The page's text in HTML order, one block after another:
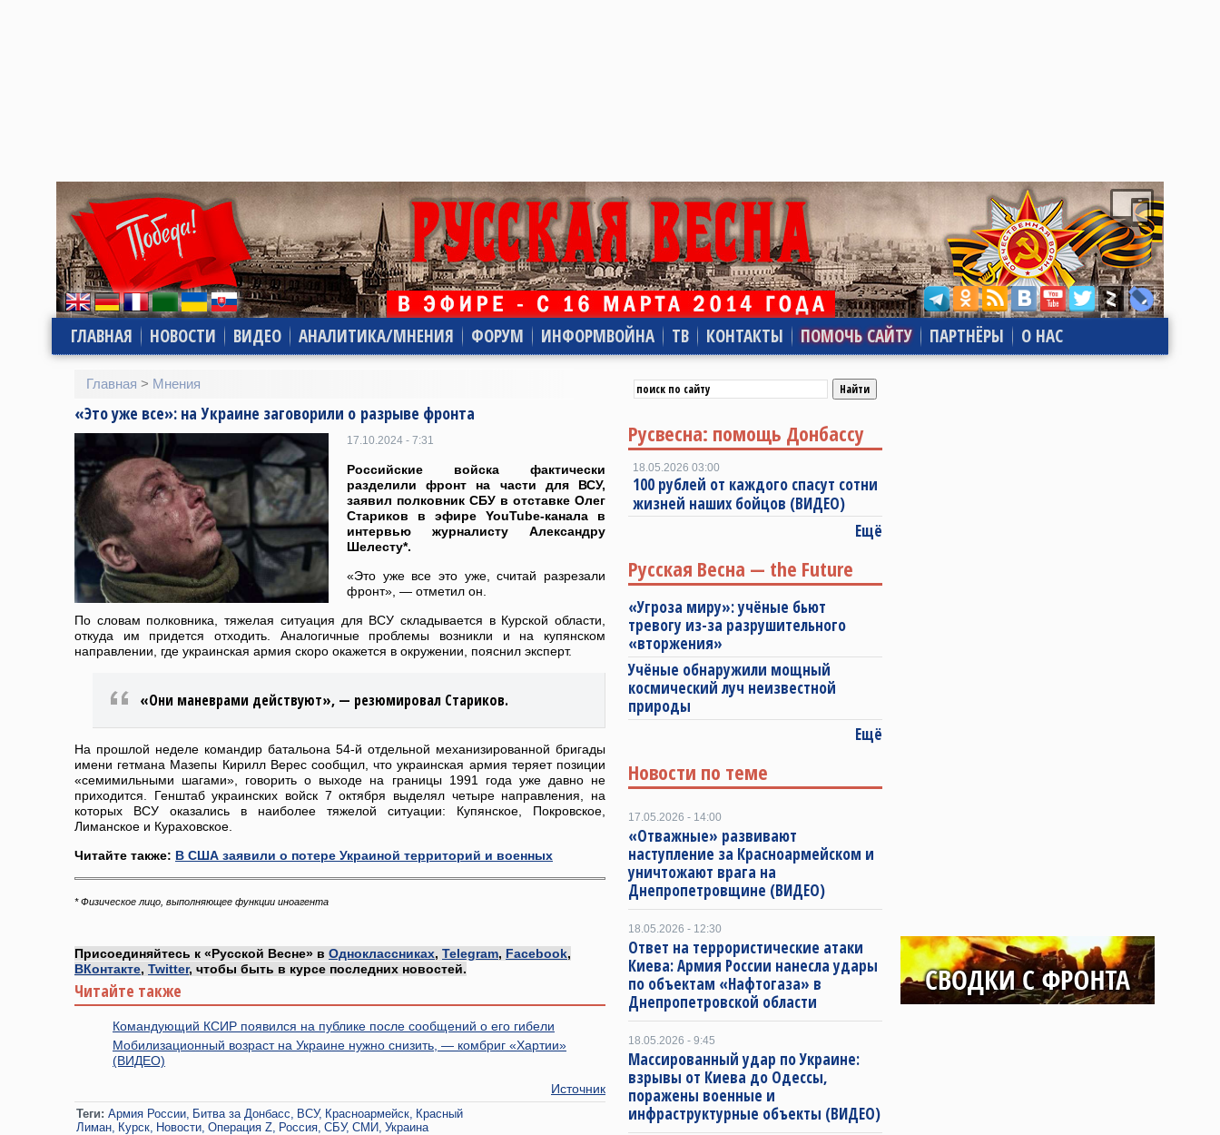
ГЛАВНАЯ НОВОСТИ ВИДЕО АНАЛИТИКА/МНЕНИЯ ФОРУМ ИНФОРМВОЙНА ТВ КОНТАКТЫ ПОМОЧЬ САЙТУ ПАРТНЁРЫ О НАС
Главная > Мнения
«Это уже все»: на Украине заговорили о разрыве фронта
17.10.2024 - 7:31
Российские войска фактически
разделили фронт на части для ВСУ,
заявил полковник СБУ в отставке Олег
Стариков в эфире YouTube-канала в
интервью журналисту Александру
Шелесту*.
«Это уже все это уже, считай разрезали
фронт», — отметил он.
По словам полковника, тяжелая ситуация для ВСУ складывается в Курской области,
откуда им придется отходить. Аналогичные проблемы возникли и на купянском
направлении, где украинская армия скоро окажется в окружении, пояснил эксперт.
«Они маневрами действуют», — резюмировал Стариков.
На прошлой неделе командир батальона 54-й отдельной механизированной бригады
имени гетмана Мазепы Кирилл Верес сообщил, что украинская армия теряет позиции
«семимильными шагами», говорить о выходе на границы 1991 года уже давно не
приходится. Генштаб украинских войск 7 октября выделял четыре направления, на
которых ВСУ оказались в наиболее тяжелой ситуации: Купянское, Покровское,
Лиманское и Кураховское.
Читайте также: В США заявили о потере Украиной территорий и военных
* Физическое лицо, выполняющее функции иноагента
Присоединяйтесь к «Русской Весне» в Одноклассниках, Telegram, Facebook,
ВКонтакте, Twitter, чтобы быть в курсе последних новостей.
Читайте также
Командующий КСИР появился на публике после сообщений о его гибели
Мобилизационный возраст на Украине нужно снизить, — комбриг «Хартии»
(ВИДЕО)
Источник
Теги: Армия России Битва за Донбасс ВСУ Красноармейск Красный
Лиман Курск Новости Операция Z Россия СБУ СМИ Украина
Русвесна: помощь Донбассу
18.05.2026 03:00
100 рублей от каждого спасут сотни
жизней наших бойцов (ВИДЕО)
Ещё
Русская Весна — the Future
«Угроза миру»: учёные бьют
тревогу из-за разрушительного
«вторжения»
Учёные обнаружили мощный
космический луч неизвестной
природы
Ещё
Новости по теме
17.05.2026 - 14:00
«Отважные» развивают
наступление за Красноармейском и
уничтожают врага на
Днепропетровщине (ВИДЕО)
18.05.2026 - 12:30
Ответ на террористические атаки
Киева: Армия России нанесла удары
по объектам «Нафтогаза» в
Днепропетровской области
18.05.2026 - 9:45
Массированный удар по Украине:
взрывы от Киева до Одессы,
поражены военные и
инфраструктурные объекты (ВИДЕО)